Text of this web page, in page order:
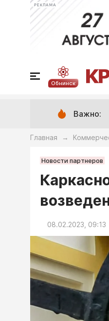
РЕКЛАМА
Обнинск
Важно:
Главная →
Новости партнеров
08.02.2023, 09:13